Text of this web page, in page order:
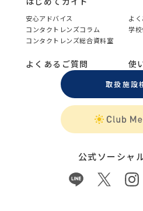
安心アドバイス
よ
コンタクトレンズコラム
学
コンタクトレンズ総合資料室
よくあるご質問 使
取扱施設
公式ソーシャ